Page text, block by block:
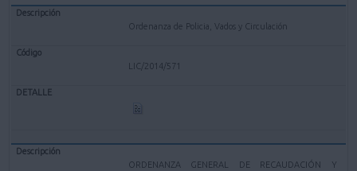
Ordenanza de Policia, Vados y Circulación
LIC/2014/571
ORDENANZA GENERAL DE RECAUDACIÓN Y